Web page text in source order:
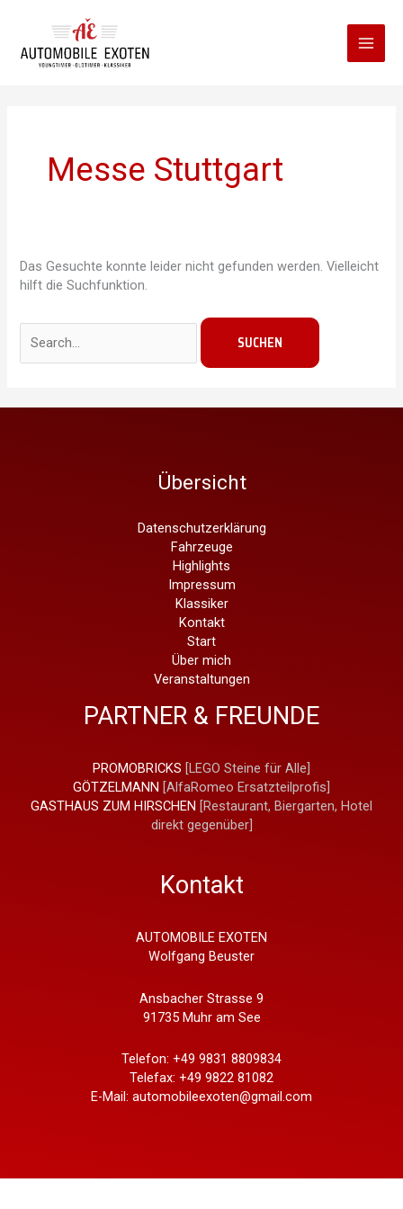
springen
Messe Stuttgart
Das Gesuchte konnte leider nicht gefunden werden. Vielleicht
hilft die Suchfunktion.
Suchen
nach:
Übersicht
Datenschutzerklärung
Fahrzeuge
Highlights
Impressum
Klassiker
Kontakt
Start
Über mich
Veranstaltungen
PARTNER & FREUNDE
PROMOBRICKS [LEGO Steine für Alle]
GÖTZELMANN [AlfaRomeo Ersatzteilprofis]
GASTHAUS ZUM HIRSCHEN [Restaurant, Biergarten, Hotel
direkt gegenüber]
Kontakt
AUTOMOBILE EXOTEN
Wolfgang Beuster
Ansbacher Strasse 9
91735 Muhr am See
Telefon: +49 9831 8809834
Telefax: +49 9822 81082
E-Mail: automobileexoten@gmail.com